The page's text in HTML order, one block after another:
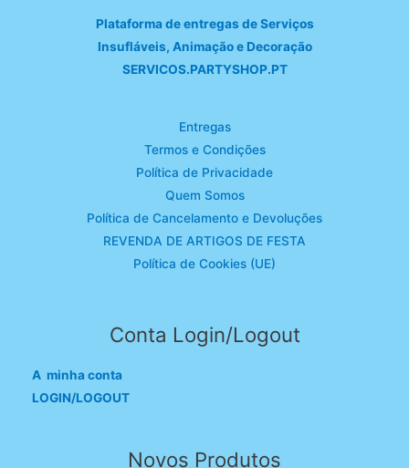
Plataforma de entregas de Serviços
Insufláveis, Animação e Decoração
SERVICOS.PARTYSHOP.PT
Entregas
Termos e Condições
Política de Privacidade
Quem Somos
Política de Cancelamento e Devoluções
REVENDA DE ARTIGOS DE FESTA
Política de Cookies (UE)
Conta Login/Logout
A minha conta
LOGIN/LOGOUT
Novos Produtos